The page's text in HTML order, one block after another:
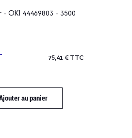
- OKI 44469803 - 3500
75,41 € TTC
au panier